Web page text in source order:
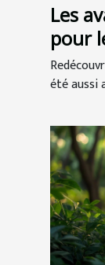
Les
pour
visage
été aussi